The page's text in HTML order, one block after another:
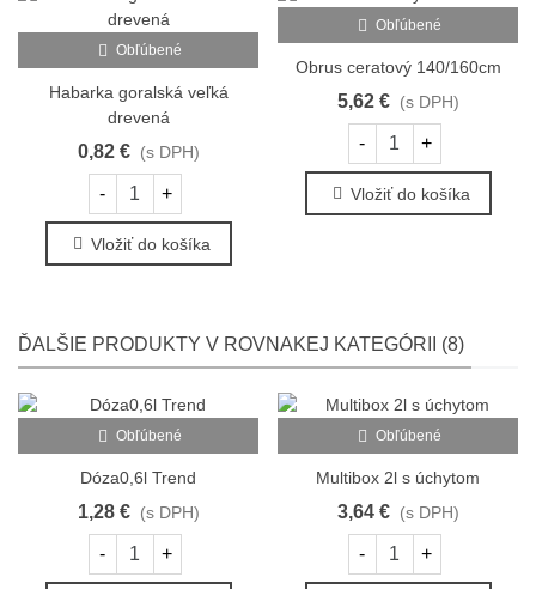
Obľúbené
Habarka goralská veľká
drevená
0,82 € (s DPH)
- +
Vložiť do košíka
Obľúbené
Obrus ceratový 140/160cm
5,62 € (s DPH)
- +
Vložiť do košíka
ĎALŠIE PRODUKTY V ROVNAKEJ KATEGÓRII (8)
Obľúbené
Dóza0,6l Trend
1,28 € (s DPH)
- +
Obľúbené
Multibox 2l s úchytom
3,64 € (s DPH)
- +